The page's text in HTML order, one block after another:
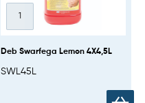
Deb Swarfega Lemon 4X4,5L
SWL45L